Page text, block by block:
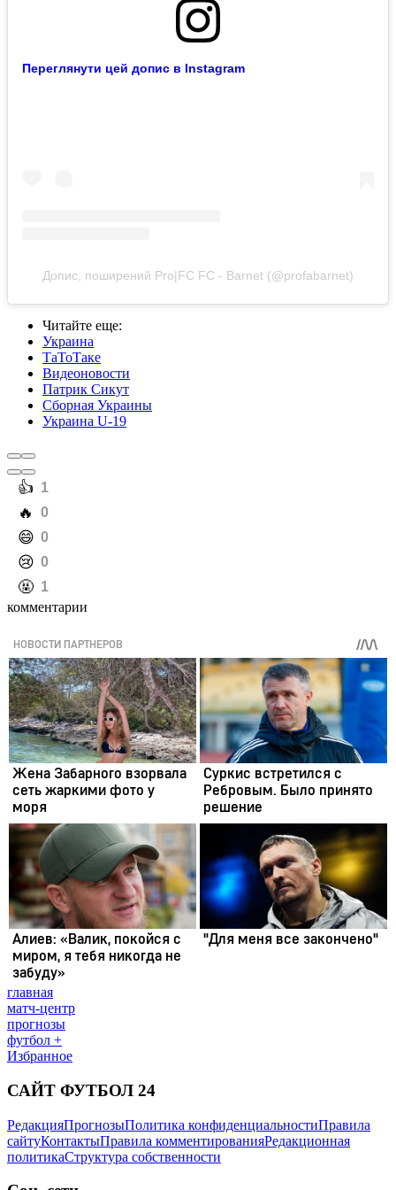
Переглянути цей допис в Instagram
Допис, поширений Pro|FC FC - Barnet (@profabarnet)
Читайте еще:
Украина
ТаТоТаке
Видеоновости
Патрик Сикут
Сборная Украины
Украина U-19
️👍 1
️🔥 0
️😄 0
️😢 0
️🤬 1
комментарии
главная
матч-центр
прогнозы
футбол +
Избранное
САЙТ ФУТБОЛ 24
РедакцияПрогнозыПолитика конфиденциальностиПравила
сайтуКонтактыПравила комментированияРедакционная
политикаСтруктура собственности